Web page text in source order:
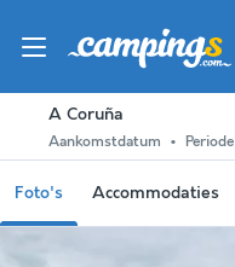
A Coruña
Aankomstdatum Periode
Foto's Accommodaties